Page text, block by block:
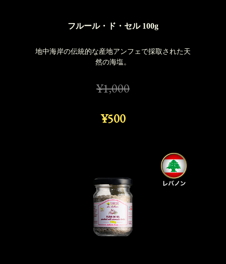
フルール・ド・セル 100g
地中海岸の伝統的な産地アンフェで採取された天
然の海塩。
¥1,000
¥500